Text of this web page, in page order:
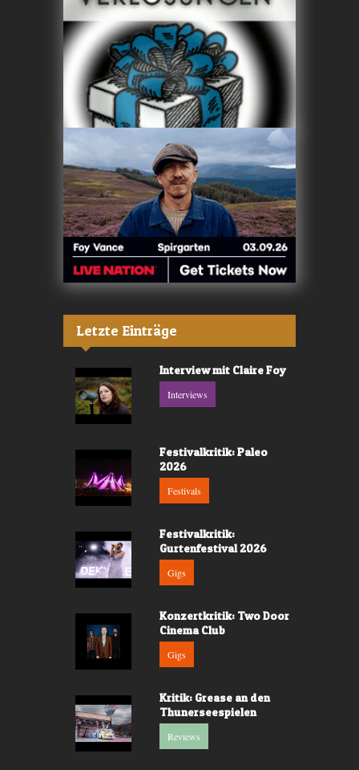
Letzte Einträge
Interview mit Claire Foy
Interviews
Festivalkritik: Paleo
2026
Festivals
Festivalkritik:
Gurtenfestival 2026
Gigs
Konzertkritik: Two Door
Cinema Club
Gigs
Kritik: Grease an den
Thunerseespielen
Reviews